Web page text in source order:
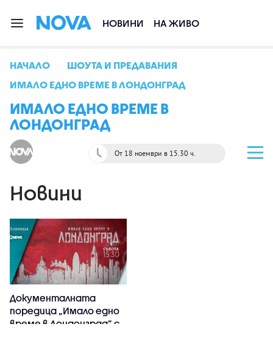
НОВИНИ НА ЖИВО
НАЧАЛО
ШОУТА И ПРЕДАВАНИЯ
ИМАЛО ЕДНО ВРЕМЕ В ЛОНДОНГРАД
ИМАЛО ЕДНО ВРЕМЕ В
ЛОНДОНГРАД
От 18 ноември в 15.30 ч.
Новини
Документалната
поредица „Имало едно
време в Лондонград” с